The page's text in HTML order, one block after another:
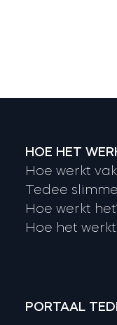
HOE HET
Hoe werkt
Tedee
Hoe werkt
Hoe het
PORTAAL